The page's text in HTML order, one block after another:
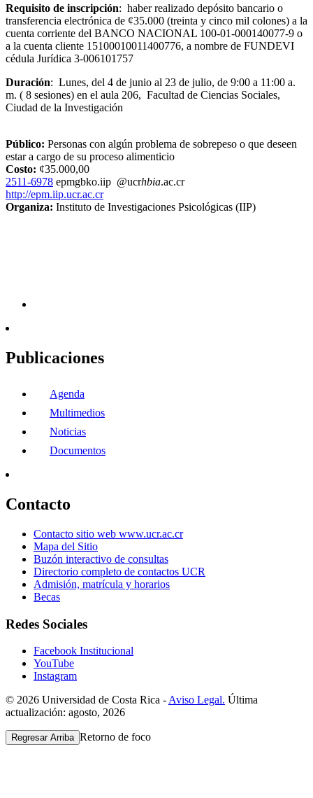
Requisito de inscripción: haber realizado depósito bancario o
transferencia electrónica de ¢35.000 (treinta y cinco mil colones) a la
cuenta corriente del BANCO NACIONAL 100-01-000140077-9 o
a la cuenta cliente 15100010011400776, a nombre de FUNDEVI
cédula Jurídica 3-006101757
Duración: Lunes, del 4 de junio al 23 de julio, de 9:00 a 11:00 a.
m. ( 8 sesiones) en el aula 206, Facultad de Ciencias Sociales,
Ciudad de la Investigación
Público: Personas con algún problema de sobrepeso o que deseen
estar a cargo de su proceso alimenticio
Costo: ¢35.000,00
2511-6978 epmgbko.iip @ucrhbia.ac.cr
http://epm.iip.ucr.ac.cr
Organiza: Instituto de Investigaciones Psicológicas (IIP)
Publicaciones
Agenda
Multimedios
Noticias
Documentos
Contacto
Contacto sitio web www.ucr.ac.cr
Mapa del Sitio
Buzón interactivo de consultas
Directorio completo de contactos UCR
Admisión, matrícula y horarios
Becas
Redes Sociales
Facebook Institucional
YouTube
Instagram
© 2026 Universidad de Costa Rica - Aviso Legal. Última
actualización: agosto, 2026
Regresar Arriba Retorno de foco